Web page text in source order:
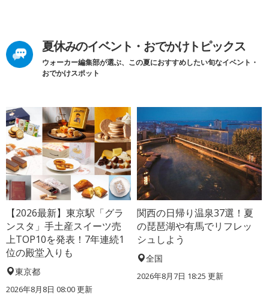
夏休みのイベント・おでかけトピックス
ウォーカー編集部が選ぶ、この夏におすすめしたい旬なイベント・
おでかけスポット
【2026最新】東京駅「グラ
ンスタ」手土産スイーツ売
上TOP10を発表！7年連続1
位の殿堂入りも
東京都
2026年8月8日 08:00更新
関西の日帰り温泉37選！夏
の琵琶湖や有馬でリフレッ
シュしよう
全国
2026年8月7日 18:25 更新